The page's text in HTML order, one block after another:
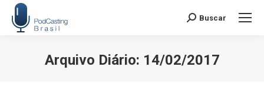
Search:
Buscar
Arquivo Diário: 14/02/2017